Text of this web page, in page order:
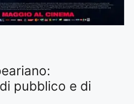
pubblico e di